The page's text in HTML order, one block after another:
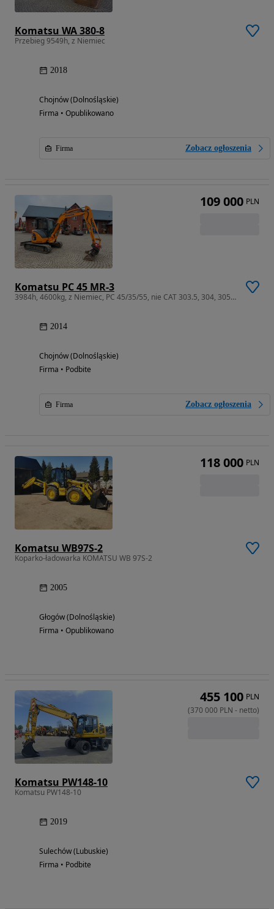
Komatsu WA 380-8
Przebieg 9549h, z Niemiec
2018
Chojnów (Dolnośląskie)
Firma • Opublikowano
Firma Zobacz ogłoszenia
Komatsu PC 45 MR-3
3984h, 4600kg, z Niemiec, PC 45/35/55, nie CAT 303.5, 304, 305, 305.5
2014
Chojnów (Dolnośląskie)
Firma • Podbite
Firma Zobacz ogłoszenia
109 000 PLN
Komatsu WB97S-2
Koparko-ładowarka KOMATSU WB 97S-2
2005
Głogów (Dolnośląskie)
Firma • Opublikowano
118 000 PLN
Komatsu PW148-10
Komatsu PW148-10
2019
Sulechów (Lubuskie)
Firma • Podbite
455 100 PLN
(370 000 PLN - netto)